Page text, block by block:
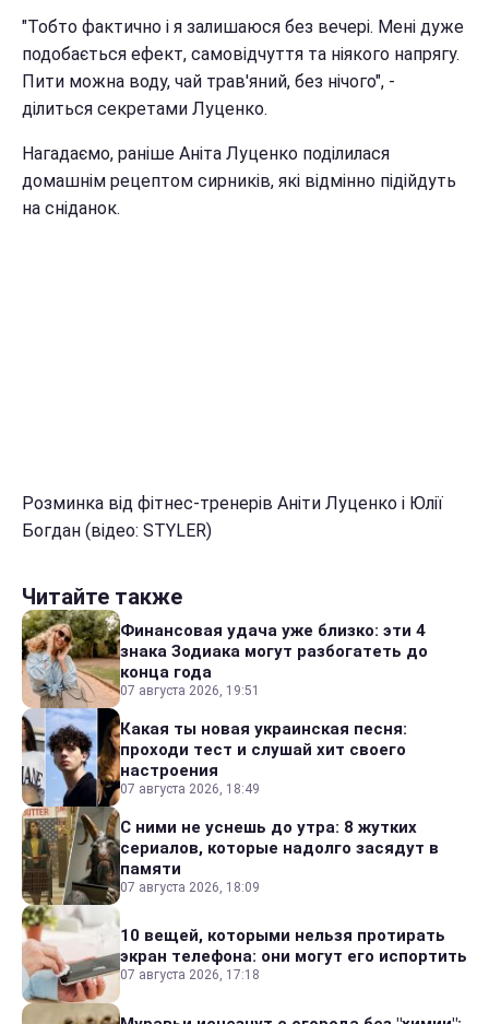
"Тобто фактично і я залишаюся без вечері. Мені дуже
подобається ефект, самовідчуття та ніякого напрягу.
Пити можна воду, чай трав'яний, без нічого", -
ділиться секретами Луценко.
Нагадаємо, раніше Аніта Луценко поділилася
домашнім рецептом сирників, які відмінно підійдуть
на сніданок.
Розминка від фітнес-тренерів Аніти Луценко і Юлії
Богдан (відео: STYLER)
Читайте также
Финансовая удача уже близко: эти 4
знака Зодиака могут разбогатеть до
конца года
07 августа 2026, 19:51
Какая ты новая украинская песня:
проходи тест и слушай хит своего
настроения
07 августа 2026, 18:49
С ними не уснешь до утра: 8 жутких
сериалов, которые надолго засядут в
памяти
07 августа 2026, 18:09
10 вещей, которыми нельзя протирать
экран телефона: они могут его испортить
07 августа 2026, 17:18